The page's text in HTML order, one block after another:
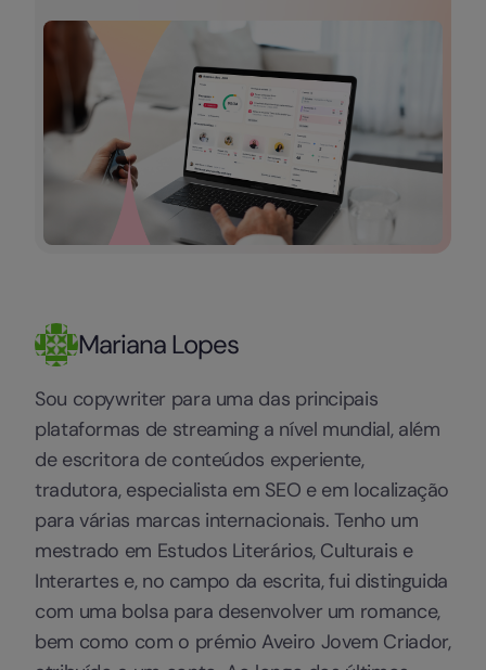
Mariana Lopes
Sou copywriter para uma das principais
plataformas de streaming a nível mundial, além
de escritora de conteúdos experiente,
tradutora, especialista em SEO e em localização
para várias marcas internacionais. Tenho um
mestrado em Estudos Literários, Culturais e
Interartes e, no campo da escrita, fui distinguida
com uma bolsa para desenvolver um romance,
bem como com o prémio Aveiro Jovem Criador,